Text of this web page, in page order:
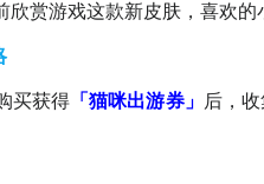
赏游戏这款新皮肤，喜欢的
买获得 「猫咪出游券」 后，